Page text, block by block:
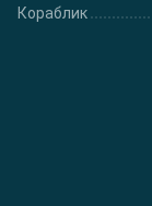
Кораблик